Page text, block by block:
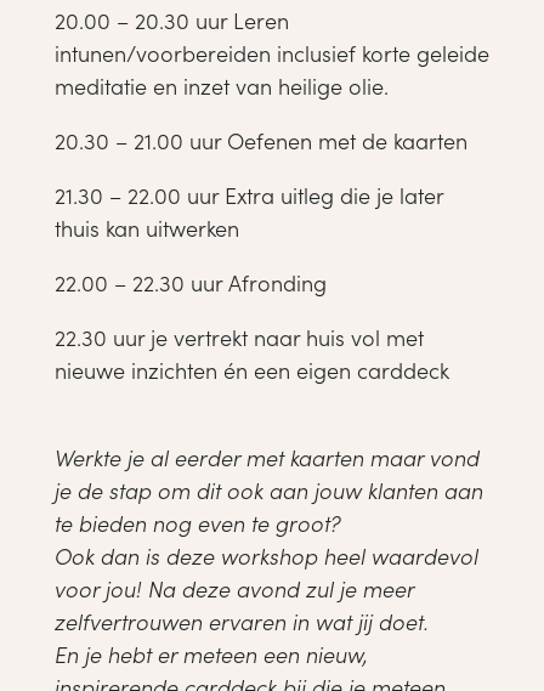
20.00 – 20.30 uur Leren
intunen/voorbereiden inclusief korte geleide
meditatie en inzet van heilige olie.
20.30 – 21.00 uur Oefenen met de kaarten
21.30 – 22.00 uur Extra uitleg die je later
thuis kan uitwerken
22.00 – 22.30 uur Afronding
22.30 uur je vertrekt naar huis vol met
nieuwe inzichten én een eigen carddeck
Werkte je al eerder met kaarten maar vond
je de stap om dit ook aan jouw klanten aan
te bieden nog even te groot?
Ook dan is deze workshop heel waardevol
voor jou! Na deze avond zul je meer
zelfvertrouwen ervaren in wat jij doet.
En je hebt er meteen een nieuw,